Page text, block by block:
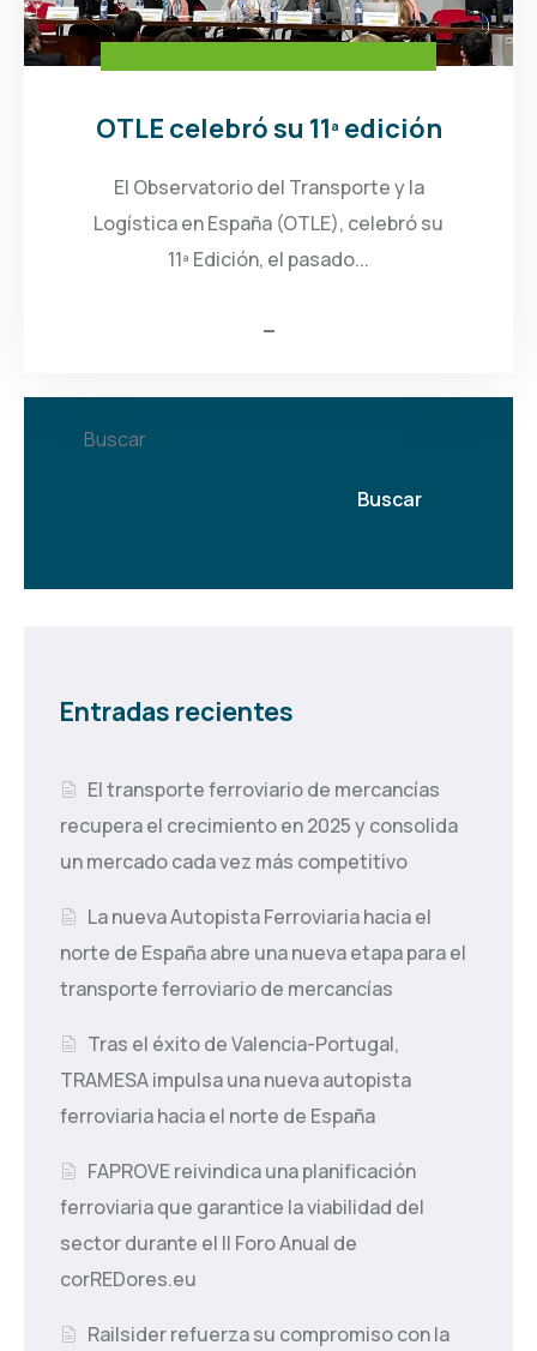
OTLE celebró su 11ª edición
El Observatorio del Transporte y la
Logística en España (OTLE), celebró su
11ª Edición, el pasado...
Buscar
Buscar
Entradas recientes
El transporte ferroviario de mercancías
recupera el crecimiento en 2025 y consolida
un mercado cada vez más competitivo
La nueva Autopista Ferroviaria hacia el
norte de España abre una nueva etapa para el
transporte ferroviario de mercancías
Tras el éxito de Valencia-Portugal,
TRAMESA impulsa una nueva autopista
ferroviaria hacia el norte de España
FAPROVE reivindica una planificación
ferroviaria que garantice la viabilidad del
sector durante el II Foro Anual de
corREDores.eu
Railsider refuerza su compromiso con la